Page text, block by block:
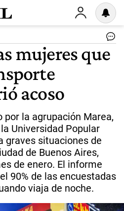
mujeres que
acoso
por la agrupación Marea,
Universidad Popular
graves situaciones de
de Buenos Aires,
de enero. El informe
90% de las encuestadas
viaja de noche.